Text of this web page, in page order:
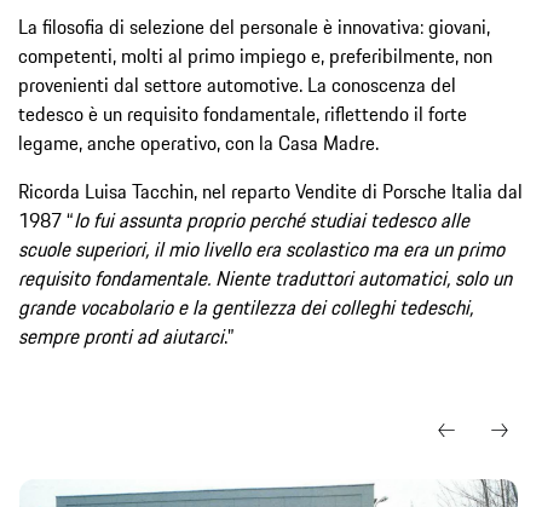
La filosofia di selezione del personale è innovativa: giovani,
competenti, molti al primo impiego e, preferibilmente, non
provenienti dal settore automotive. La conoscenza del
tedesco è un requisito fondamentale, riflettendo il forte
legame, anche operativo, con la Casa Madre.
Ricorda Luisa Tacchin, nel reparto Vendite di Porsche Italia dal
1987 “Io fui assunta proprio perché studiai tedesco alle
scuole superiori, il mio livello era scolastico ma era un primo
requisito fondamentale. Niente traduttori automatici, solo un
grande vocabolario e la gentilezza dei colleghi tedeschi,
sempre pronti ad aiutarci.”